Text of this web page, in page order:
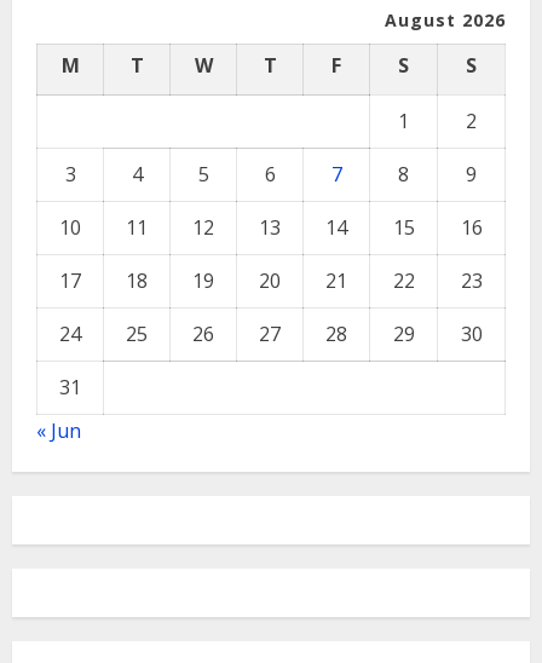
August 2026
M T W T F S S
1
2
3
4 5 6 7 8
9
10
11 12 13 14 15
16
17
18 19 20 21 22
23
24
25 26 27 28 29
30
31
« Jun